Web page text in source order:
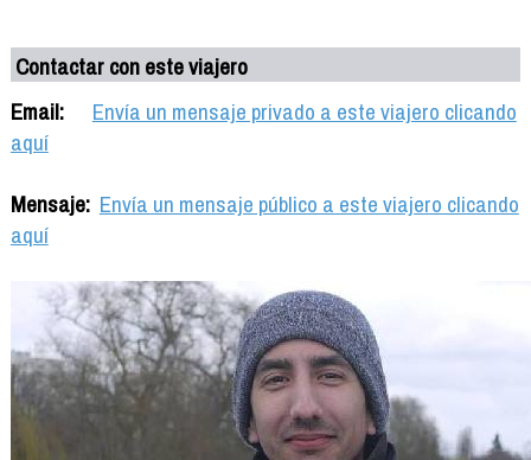
Contactar con este viajero
Email:
Envía un mensaje privado a este viajero clicando
aquí
Mensaje: Envía un mensaje público a este viajero clicando
aquí